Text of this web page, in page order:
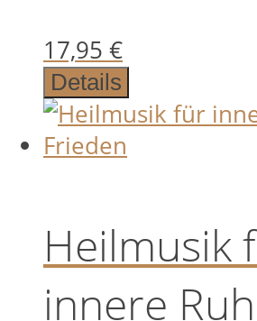
17,95 €
Details
Heilmusik
innere